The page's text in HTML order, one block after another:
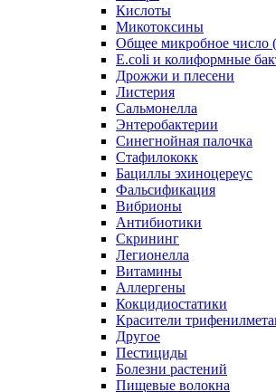
Кислоты
Микотоксины
Общее микробное
E.coli и колиформные
Дрожжи и плесени
Листерия
Сальмонелла
Энтеробактерии
Синегнойная палочка
Стафилококк
Бациллы эхиноцереус
Фальсификация
Вибрионы
Антибиотики
Скрининг
Легионелла
Витамины
Аллергены
Кокцидиостатики
Красители
Другое
Пестициды
Болезни растений
Пищевые волокна